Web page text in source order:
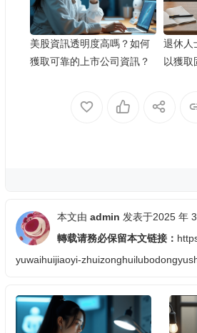
美股資訊透明度高嗎？如何
獲取可靠的上市公司資訊？
退休人
以獲取
本文由 admin 发表于2025 年
轉载请務必保留本文链接：
yuwaihuijiaoyi-